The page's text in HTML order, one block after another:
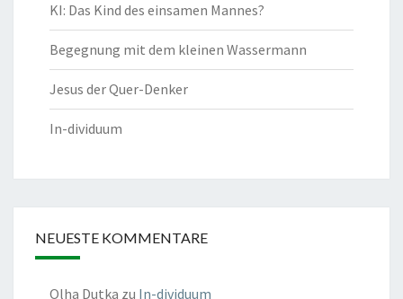
KI: Das Kind des einsamen Mannes?
Begegnung mit dem kleinen Wassermann
Jesus der Quer-Denker
In-dividuum
NEUESTE KOMMENTARE
Olha Dutka zu In-dividuum